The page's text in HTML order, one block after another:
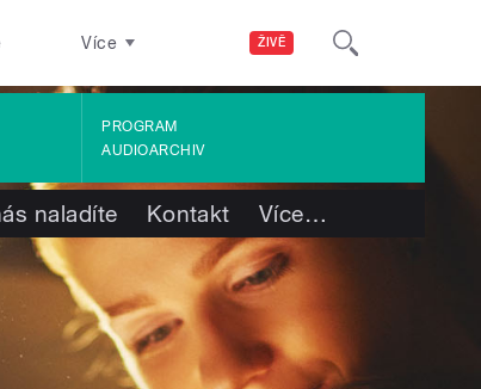
ŽIVĚ
Více
PROGRAM
AUDIOARCHIV
naladíte Kontakt Více…